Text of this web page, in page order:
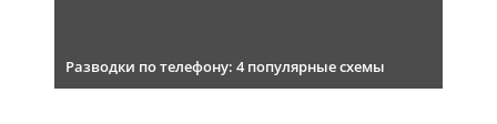
Разводки по телефону: 4 популярные схемы